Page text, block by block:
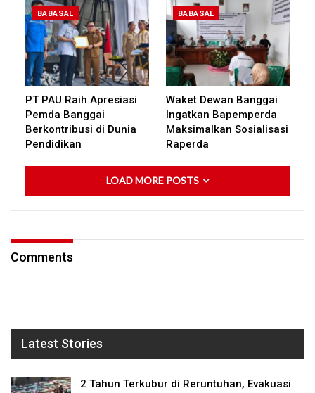
BABASAL
PT PAU Raih Apresiasi
Pemda Banggai
Berkontribusi di Dunia
Pendidikan
BABASAL
Waket Dewan Banggai
Ingatkan Bapemperda
Maksimalkan Sosialisasi
Raperda
LOAD MORE POSTS
Comments
Latest Stories
2 Tahun Terkubur di Reruntuhan, Evakuasi